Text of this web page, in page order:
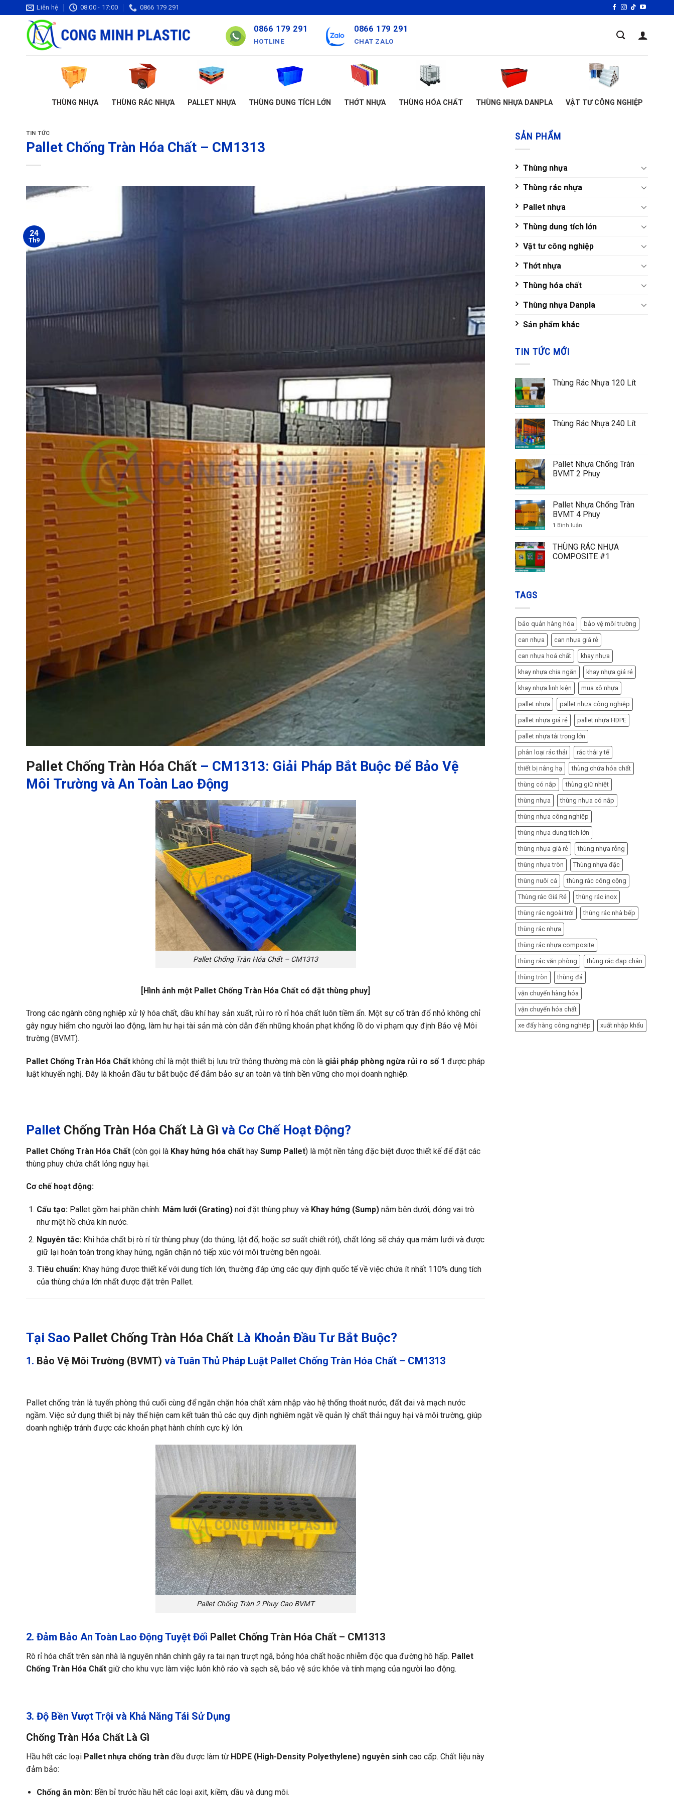
Liên hệ 08:00 - 17:00 0866 179 291
0866 179 291
HOTLINE
0866 179 291
CHAT ZALO
THÙNG NHỰA THÙNG RÁC NHỰA PALLET NHỰA THÙNG DUNG TÍCH LỚN THỚT NHỰA THÙNG HÓA CHẤT THÙNG NHỰA DANPLA VẬT TƯ CÔNG NGHIỆP
TIN TỨC
Pallet Chống Tràn Hóa Chất – CM1313
24
Th9
Pallet Chống Tràn Hóa Chất – CM1313: Giải Pháp Bắt Buộc Để Bảo Vệ
Môi Trường và An Toàn Lao Động
Pallet Chống Tràn Hóa Chất – CM1313
[Hình ảnh một Pallet Chống Tràn Hóa Chất có đặt thùng phuy]
Trong các ngành công nghiệp xử lý hóa chất, dầu khí hay sản xuất, rủi ro rò rỉ hóa chất luôn tiềm ẩn. Một sự cố tràn đổ nhỏ không chỉ
gây nguy hiểm cho người lao động, làm hư hại tài sản mà còn dẫn đến những khoản phạt khổng lồ do vi phạm quy định Bảo vệ Môi
trường (BVMT).
Pallet Chống Tràn Hóa Chất không chỉ là một thiết bị lưu trữ thông thường mà còn là giải pháp phòng ngừa rủi ro số 1 được pháp
luật khuyến nghị. Đây là khoản đầu tư bắt buộc để đảm bảo sự an toàn và tính bền vững cho mọi doanh nghiệp.
Pallet Chống Tràn Hóa Chất Là Gì và Cơ Chế Hoạt Động?
Pallet Chống Tràn Hóa Chất (còn gọi là Khay hứng hóa chất hay Sump Pallet) là một nền tảng đặc biệt được thiết kế để đặt các
thùng phuy chứa chất lỏng nguy hại.
Cơ chế hoạt động:
Cấu tạo:Pallet gồm hai phần chính: Mâm lưới (Grating)nơi đặt thùng phuy và Khay hứng (Sump)nằm bên dưới, đóng vai trò
như một hồ chứa kín nước.
Nguyên tắc:Khi hóa chất bị rò rỉ từ thùng phuy (do thủng, lật đổ, hoặc sơ suất chiết rót), chất lỏng sẽ chảy qua mâm lưới và được
giữ lại hoàn toàn trong khay hứng, ngăn chặn nó tiếp xúc với môi trường bên ngoài.
Tiêu chuẩn:Khay hứng được thiết kế với dung tích lớn, thường đáp ứng các quy định quốc tế về việc chứa ít nhất 110% dung tích
của thùng chứa lớn nhất được đặt trên Pallet.
Tại Sao Pallet Chống Tràn Hóa Chất Là Khoản Đầu Tư Bắt Buộc?
1. Bảo Vệ Môi Trường (BVMT) và Tuân Thủ Pháp Luật Pallet Chống Tràn Hóa Chất – CM1313
Pallet chống tràn là tuyến phòng thủ cuối cùng để ngăn chặn hóa chất xâm nhập vào hệ thống thoát nước, đất đai và mạch nước
ngầm. Việc sử dụng thiết bị này thể hiện cam kết tuân thủ các quy định nghiêm ngặt về quản lý chất thải nguy hại và môi trường, giúp
doanh nghiệp tránh được các khoản phạt hành chính cực kỳ lớn.
Pallet Chống Tràn 2 Phuy Cao BVMT
2. Đảm Bảo An Toàn Lao Động Tuyệt Đối Pallet Chống Tràn Hóa Chất – CM1313
Rò rỉ hóa chất trên sàn nhà là nguyên nhân chính gây ra tai nạn trượt ngã, bỏng hóa chất hoặc nhiễm độc qua đường hô hấp. Pallet
Chống Tràn Hóa Chất giữ cho khu vực làm việc luôn khô ráo và sạch sẽ, bảo vệ sức khỏe và tính mạng của người lao động.
3. Độ Bền Vượt Trội và Khả Năng Tái Sử Dụng
Chống Tràn Hóa Chất Là Gì
Hầu hết các loại Pallet nhựa chống tràn đều được làm từ HDPE (High-Density Polyethylene) nguyên sinh cao cấp. Chất liệu này
đảm bảo:
Chống ăn mòn:Bền bỉ trước hầu hết các loại axit, kiềm, dầu và dung môi.
SẢN PHẨM
Thùng nhựa
Thùng rác nhựa
Pallet nhựa
Thùng dung tích lớn
Vật tư công nghiệp
Thớt nhựa
Thùng hóa chất
Thùng nhựa Danpla
Sản phẩm khác
TIN TỨC MỚI
Thùng Rác Nhựa 120 Lít
Thùng Rác Nhựa 240 Lít
Pallet Nhựa Chống Tràn
BVMT 2 Phuy
Pallet Nhựa Chống Tràn
BVMT 4 Phuy
1 Bình luận
THÙNG RÁC NHỰA
COMPOSITE #1
TAGS
bảo quản hàng hóa bảo vệ môi trường
can nhựa can nhựa giá rẻ
can nhựa hoá chất khay nhựa
khay nhựa chia ngăn khay nhựa giá rẻ
khay nhựa linh kiện mua xô nhựa
pallet nhựa pallet nhựa công nghiệp
pallet nhựa giá rẻ pallet nhựa HDPE
pallet nhựa tải trọng lớn
phân loại rác thải rác thải y tế
thiết bị nâng hạ thùng chứa hóa chất
thùng có nắp thùng giữ nhiệt
thùng nhựa thùng nhựa có nắp
thùng nhựa công nghiệp
thùng nhựa dung tích lớn
thùng nhựa giá rẻ thùng nhựa rỗng
thùng nhựa tròn Thùng nhựa đặc
thùng nuôi cá thùng rác công cộng
Thùng rác Giá Rẻ thùng rác inox
thùng rác ngoài trời thùng rác nhà bếp
thùng rác nhựa
thùng rác nhựa composite
thùng rác văn phòng thùng rác đạp chân
thùng tròn thùng đá
vận chuyển hàng hóa
vận chuyển hóa chất
xe đẩy hàng công nghiệp xuất nhập khẩu